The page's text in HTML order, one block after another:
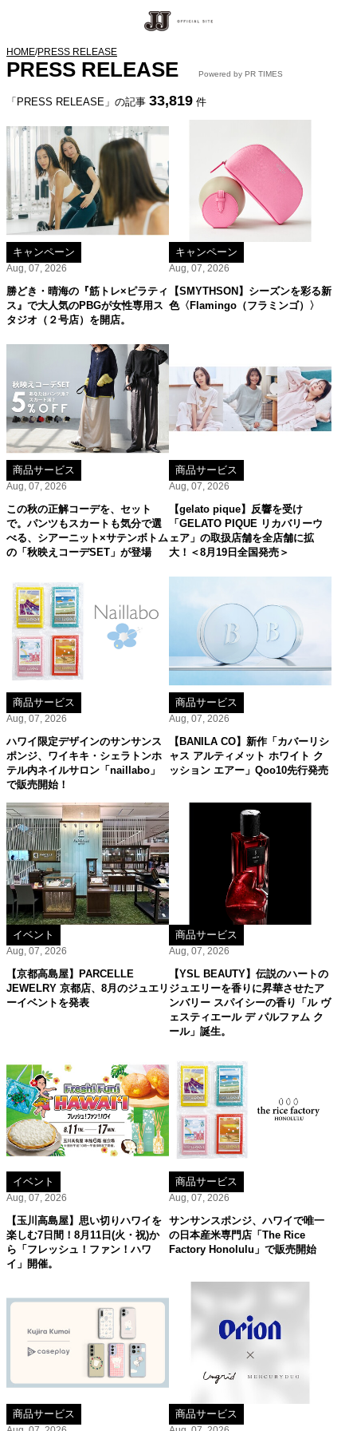
HOME/PRESS RELEASE
PRESS RELEASE Powered by PR TIMES
「PRESS RELEASE」の記事 33,819 件
キャンペーン
Aug, 07, 2026
勝どき・晴海の『筋トレ×ピラティ
ス』で大人気のPBGが女性専用ス
タジオ（２号店）を開店。
キャンペーン
Aug, 07, 2026
【SMYTHSON】シーズンを彩る新
色〈Flamingo（フラミンゴ）〉
商品サービス
Aug, 07, 2026
この秋の正解コーデを、セット
で。パンツもスカートも気分で選
べる、シアーニット×サテンボトム
の「秋映えコーデSET」が登場
商品サービス
Aug, 07, 2026
【gelato pique】反響を受け
「GELATO PIQUE リカバリーウ
ェア」の取扱店舗を全店舗に拡
大！＜8月19日全国発売＞
商品サービス
Aug, 07, 2026
ハワイ限定デザインのサンサンス
ポンジ、ワイキキ・シェラトンホ
テル内ネイルサロン「naillabo」
で販売開始！
商品サービス
Aug, 07, 2026
【BANILA CO】新作「カバーリシ
ャス アルティメット ホワイト ク
ッション エアー」Qoo10先行発売
イベント
Aug, 07, 2026
【京都高島屋】PARCELLE
JEWELRY 京都店、8月のジュエリ
ーイベントを発表
商品サービス
Aug, 07, 2026
【YSL BEAUTY】伝説のハートの
ジュエリーを香りに昇華させたア
ンバリー スパイシーの香り「ル ヴ
ェスティエール デ パルファム ク
ール」誕生。
イベント
Aug, 07, 2026
【玉川高島屋】思い切りハワイを
楽しむ7日間！8月11日(火・祝)か
ら「フレッシュ！ファン！ハワ
イ」開催。
商品サービス
Aug, 07, 2026
サンサンスポンジ、ハワイで唯一
の日本産米専門店「The Rice
Factory Honolulu」で販売開始
商品サービス 商品サービス